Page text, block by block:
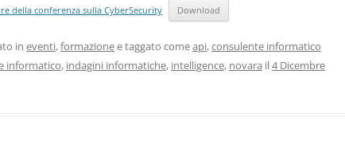
della conferenza sulla CyberSecurity Download
in eventi,formazionee taggato comeapi,consulente informatico
informatico, indagini informatiche, intelligence, novara il4 Dicembre